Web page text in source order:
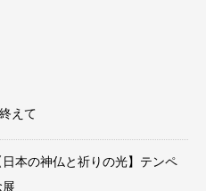
えて
本の神仏と祈りの光】テンペ